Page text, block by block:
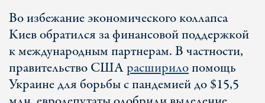
Во избежание экономического коллапса
Киев обратился за финансовой поддержкой
к международным партнерам. В частности,
правительство СШАрасширилопомощь
Украине для борьбы с пандемией до $15,5